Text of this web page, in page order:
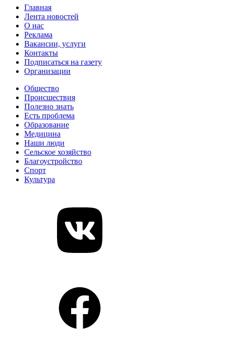
Главная
Лента новостей
О нас
Реклама
Вакансии, услуги
Контакты
Подписаться на газету
Организации
Общество
Происшествия
Полезно знать
Есть проблема
Образование
Медицина
Наши люди
Сельское хозяйство
Благоустройство
Спорт
Культура